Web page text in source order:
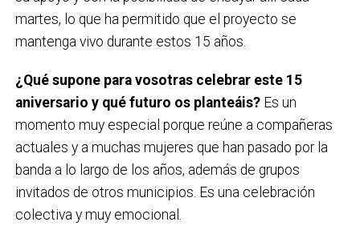
martes, lo que ha permitido que el proyecto se
mantenga vivo durante estos 15 años.
¿Qué supone para vosotras celebrar este 15
aniversario y qué futuro os planteáis? Es un
momento muy especial porque reúne a compañeras
actuales y a muchas mujeres que han pasado por la
banda a lo largo de los años, además de grupos
invitados de otros municipios. Es una celebración
colectiva y muy emocional.